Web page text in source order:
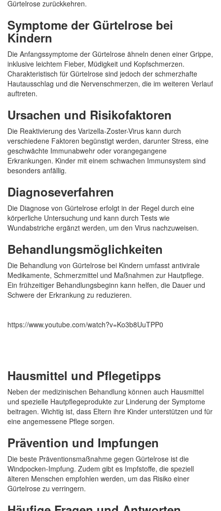
Gürtelrose zurückkehren.
Symptome der Gürtelrose bei
Kindern
Die Anfangssymptome der Gürtelrose ähneln denen einer Grippe,
inklusive leichtem Fieber, Müdigkeit und Kopfschmerzen.
Charakteristisch für Gürtelrose sind jedoch der schmerzhafte
Hautausschlag und die Nervenschmerzen, die im weiteren Verlauf
auftreten.
Ursachen und Risikofaktoren
Die Reaktivierung des Varizella-Zoster-Virus kann durch
verschiedene Faktoren begünstigt werden, darunter Stress, eine
geschwächte Immunabwehr oder vorangegangene
Erkrankungen. Kinder mit einem schwachen Immunsystem sind
besonders anfällig.
Diagnoseverfahren
Die Diagnose von Gürtelrose erfolgt in der Regel durch eine
körperliche Untersuchung und kann durch Tests wie
Wundabstriche ergänzt werden, um den Virus nachzuweisen.
Behandlungsmöglichkeiten
Die Behandlung von Gürtelrose bei Kindern umfasst antivirale
Medikamente, Schmerzmittel und Maßnahmen zur Hautpflege.
Ein frühzeitiger Behandlungsbeginn kann helfen, die Dauer und
Schwere der Erkrankung zu reduzieren.
https://www.youtube.com/watch?v=Ko3b8UuTPP0
Hausmittel und Pflegetipps
Neben der medizinischen Behandlung können auch Hausmittel
und spezielle Hautpflegeprodukte zur Linderung der Symptome
beitragen. Wichtig ist, dass Eltern ihre Kinder unterstützen und für
eine angemessene Pflege sorgen.
Prävention und Impfungen
Die beste Präventionsmaßnahme gegen Gürtelrose ist die
Windpocken-Impfung. Zudem gibt es Impfstoffe, die speziell
älteren Menschen empfohlen werden, um das Risiko einer
Gürtelrose zu verringern.